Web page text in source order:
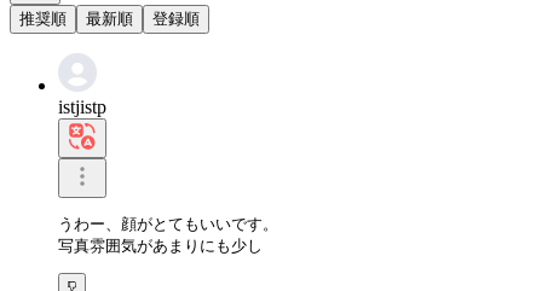
推奨順
最新順 登録順
istjistp
うわー、顔がとてもいいです。
写真雰囲気があまりにも少し